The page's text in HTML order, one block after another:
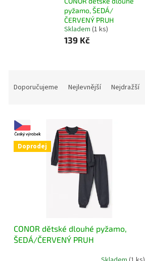
pyžamo, ŠEDÁ/
ČERVENÝ PRUH
Skladem (1 ks)
139 Kč
p
Doporučujeme Nejlevnější Nejdražší
p Doprodej
CONOR dětské dlouhé pyžamo,
ŠEDÁ/ČERVENÝ PRUH